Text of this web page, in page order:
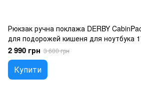
Рюкзак ручна поклажа DERBY
для подорожей кишеня для ноутбука
чорний 40 30 20
2 990 грн 3 600 грн
Купити